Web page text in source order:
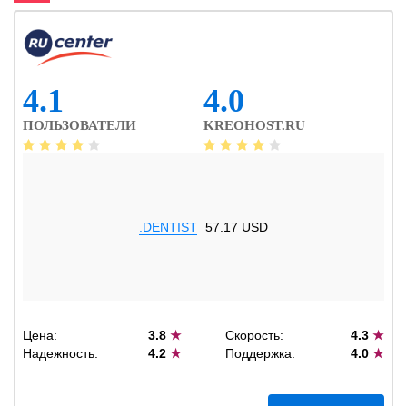
4.1
ПОЛЬЗОВАТЕЛИ
4.0
KREOHOST.RU
.DENTIST 57.17 USD
Цена: 3.8★ Скорость: 4.3 ★
Надежность:
4.2★ Поддержка: 4.0 ★